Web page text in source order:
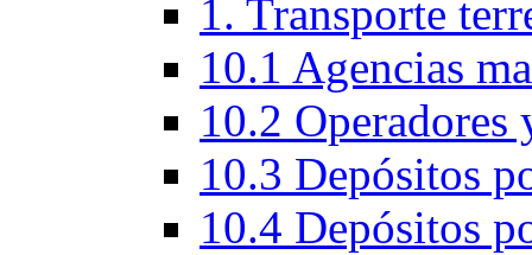
1. Transporte
10.1 Agencias
10.2 Operadores
10.3 Depósitos
10.4 Depósitos